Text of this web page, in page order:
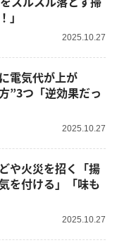
」
2025.10.27
電気代が上が
”3つ「逆効果だっ
2025.10.27
や火災を招く「揚
を付ける」「味も
2025.10.27